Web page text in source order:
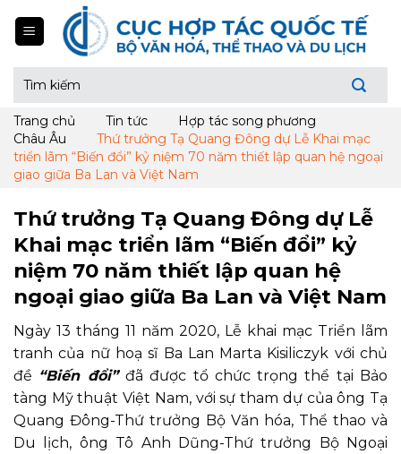
kiếm:
Trang chủ Tin tức
Hợp tác song phương
Châu Âu
Thứ trưởng Tạ Quang Đông dự Lễ Khai mạc
triển lãm “Biến đổi” kỷ niệm 70 năm thiết lập quan hệ ngoại
giao giữa Ba Lan và Việt Nam
Thứ trưởng Tạ Quang Đông dự Lễ
Khai mạc triển lãm “Biến đổi” kỷ
niệm 70 năm thiết lập quan hệ
ngoại giao giữa Ba Lan và Việt Nam
Ngày 13 tháng 11 năm 2020, Lễ khai mạc Triển lãm
tranh của nữ hoạ sĩ Ba Lan Marta Kisiliczyk với chủ
đề “Biến đổi” đã được tổ chức trọng thể tại Bảo
tàng Mỹ thuật Việt Nam, với sự tham dự của ông Tạ
Quang Đông-Thứ trưởng Bộ Văn hóa, Thể thao và
Du lịch, ông Tô Anh Dũng-Thứ trưởng Bộ Ngoại